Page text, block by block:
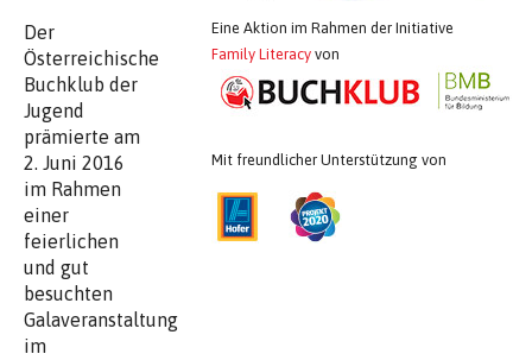
Der
Österreichische
Buchklub der
Jugend
prämierte am
2. Juni 2016
im Rahmen
einer
feierlichen
und gut
besuchten
Galaveranstaltung
im
Eine Aktion im Rahmen der Initiative
Family Literacy von
Mit freundlicher Unterstützung von